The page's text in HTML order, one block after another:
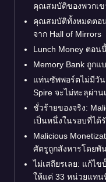
คุณสมบัติของพวกเข
คุณสมบัติทั้งหมดตอ
จาก Hall of Mirrors
Lunch Money ตอน
Memory Bank ถูก
แท่นซัพพอร์ตไม่มีวัน
Spire จะไม่ทะลุผ่าน
ชั่วร้ายของจริง:
เป็นหนึ่งในรอบที่ได้
Malicious
ศัตรูถูกสังหารโดยพั
ไม่เสถียรเลย: แก้ไ
ให้แค่ 33 หน่วยแทน